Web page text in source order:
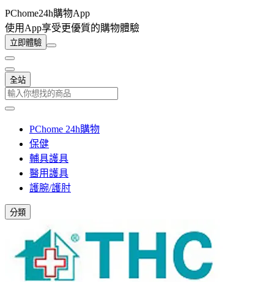
PChome24h購物App
使用App享受更優質的購物體驗
立即體驗
全站
PChome 24h購物
保健
輔具護具
醫用護具
護腕/護肘
分類